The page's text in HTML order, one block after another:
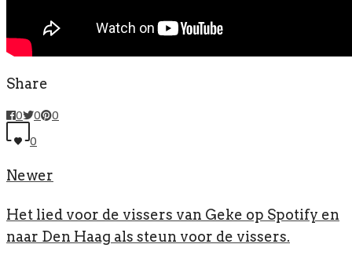
Share
0 0 0
0
Newer
Het lied voor de vissers van Geke op Spotify en
naar Den Haag als steun voor de vissers.